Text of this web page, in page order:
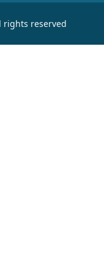
rights reserved